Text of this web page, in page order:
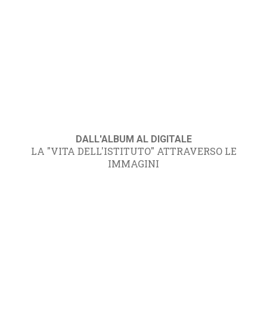
DALL'ALBUM AL DIGITALE
LA "VITA DELL'ISTITUTO" ATTRAVERSO LE
IMMAGINI